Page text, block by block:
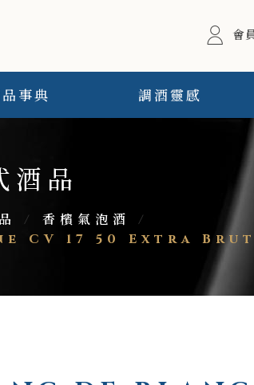
會
事典 調酒靈感
酒品
/ 香檳氣泡酒
/
17 50 Extra Brut樂弗